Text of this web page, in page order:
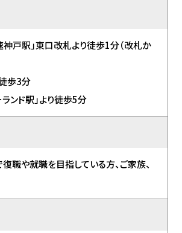
戸駅」東口改札より徒歩1分（改札か
歩3分
ンド駅」より徒歩5分
職や就職を目指している方、ご家族、